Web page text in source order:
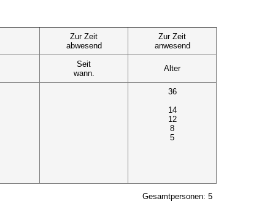
Zur Zeit
abwesend
Zur Zeit
anwesend
Seit
wann.
Alter
36
14
12
8
5
Gesamtpersonen: 5